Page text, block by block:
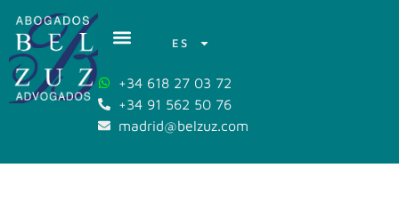
ES
+34 618 27 03 72
+34 91 562 50 76
madrid@belzuz.com